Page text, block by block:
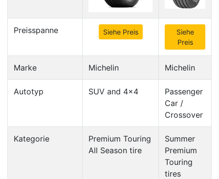
Preisspanne Siehe Preis
Siehe
Preis
Marke Michelin Michelin
Autotyp SUV and 4x4
Passenger
Car /
Crossover
Kategorie
Premium Touring
All Season tire
Summer
Premium
Touring
tires